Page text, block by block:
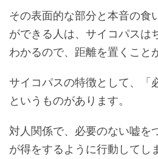
その表面的な部分と本音の食
ができる人は、サイコパスは
わかるので、距離を置くこと
サイコパスの特徴として、「
というものがあります。
対人関係で、必要のない嘘を
が得をするように行動してし